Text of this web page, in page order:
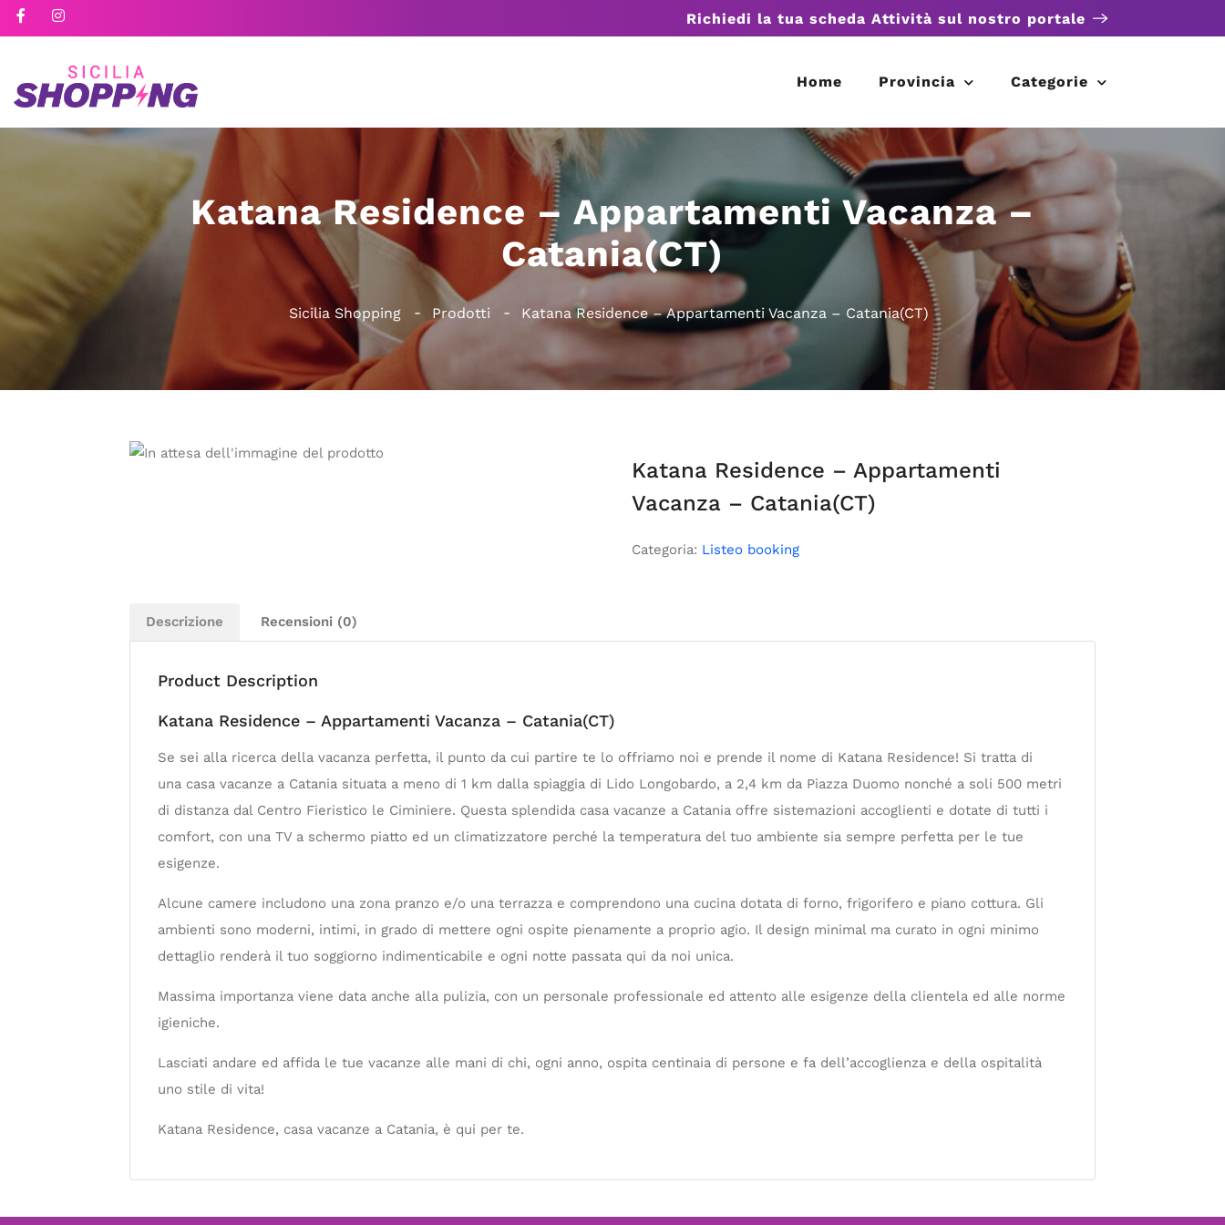
Richiedi la tua scheda Attività sul nostro portale
Home Provincia Categorie
Katana Residence – Appartamenti Vacanza –
Catania(CT)
Sicilia Shopping Prodotti Katana Residence – Appartamenti Vacanza – Catania(CT)
Katana Residence – Appartamenti
Vacanza – Catania(CT)
Categoria: Listeo booking
Descrizione Recensioni (0)
Product Description
Katana Residence – Appartamenti Vacanza – Catania(CT)
Se sei alla ricerca della vacanza perfetta, il punto da cui partire te lo offriamo noi e prende il nome di Katana Residence! Si tratta di
una casa vacanze a Catania situata a meno di 1 km dalla spiaggia di Lido Longobardo, a 2,4 km da Piazza Duomo nonché a soli 500 metri
di distanza dal Centro Fieristico le Ciminiere. Questa splendida casa vacanze a Catania offre sistemazioni accoglienti e dotate di tutti i
comfort, con una TV a schermo piatto ed un climatizzatore perché la temperatura del tuo ambiente sia sempre perfetta per le tue
esigenze.
Alcune camere includono una zona pranzo e/o una terrazza e comprendono una cucina dotata di forno, frigorifero e piano cottura. Gli
ambienti sono moderni, intimi, in grado di mettere ogni ospite pienamente a proprio agio. Il design minimal ma curato in ogni minimo
dettaglio renderà il tuo soggiorno indimenticabile e ogni notte passata qui da noi unica.
Massima importanza viene data anche alla pulizia, con un personale professionale ed attento alle esigenze della clientela ed alle norme
igieniche.
Lasciati andare ed affida le tue vacanze alle mani di chi, ogni anno, ospita centinaia di persone e fa dell’accoglienza e della ospitalità
uno stile di vita!
Katana Residence, casa vacanze a Catania, è qui per te.